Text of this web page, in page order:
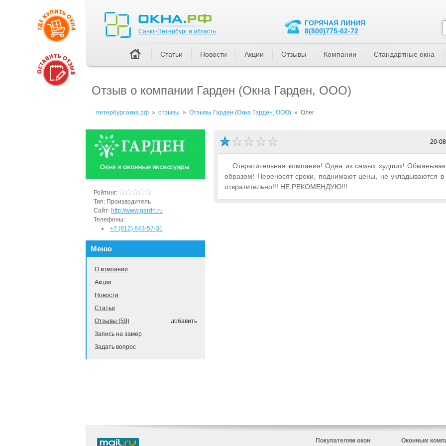
Отзыв о компании Гарден (Окна Гарден, ООО)
петербург.окна.рф » отзывы » Отзывы Гарден (Окна Гарден, ООО) » Олег
20-
Отвратительная компания! Одна из самых худших!
образом! Переносят сроки, поднимают цены, не укладываются в
отвратительно!!! НЕ РЕКОМЕНДУЮ!!!
Рейтинг:
Тип: Производитель
Сайт: http://www.gardn.ru
Телефоны:
+7 (812) 643-57-31
Меню
О компании
Акции
Новости
Статьи
добавить
Отзывы (59)
Запись на замер
Задать вопрос
Санкт-Петербург и область
ГОРЯЧАЯ ЛИНИЯ
8(800)775-62-72
Статьи Новости Акции Отзывы Компании Стандартные окна
Покупателям окон Оконным